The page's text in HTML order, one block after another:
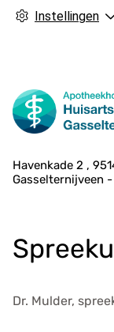
Instellingen
A
d
s
g
g
Havenkade 2
Gasselternijveen
Dr. Mulder,